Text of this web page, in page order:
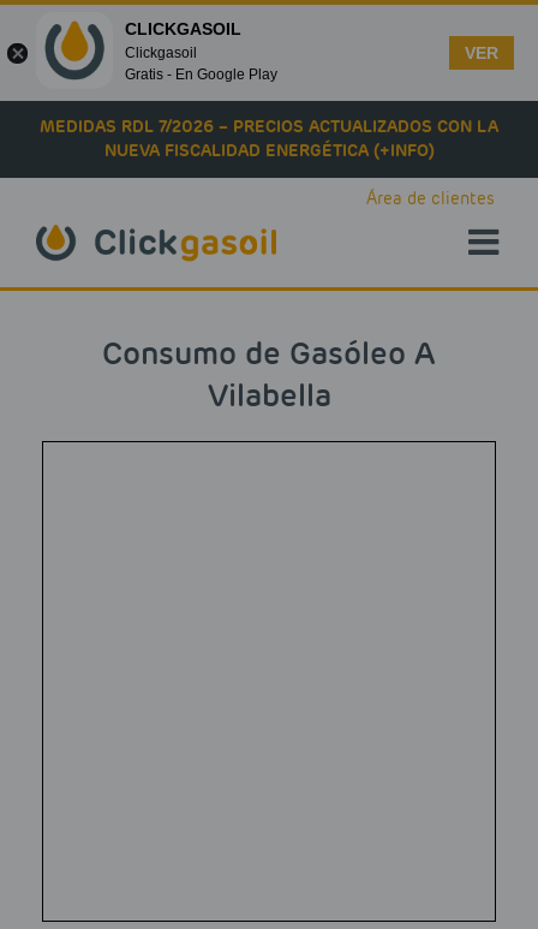
Skip to main content
MEDIDAS RDL 7/2026 – PRECIOS ACTUALIZADOS CON LA
NUEVA FISCALIDAD ENERGÉTICA (+INFO)
Área de clientes
Consumo de Gasóleo A
Vilabella
CLICKGASOIL
Clickgasoil
Gratis - En Google Play
VER